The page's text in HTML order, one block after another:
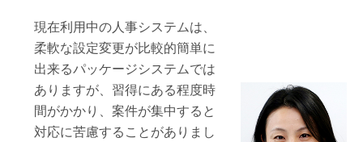
現在利用中の人事システムは、
柔軟な設定変更が比較的簡単に
出来るパッケージシステムでは
ありますが、習得にある程度時
間がかかり、案件が集中すると
対応に苦慮することがありまし